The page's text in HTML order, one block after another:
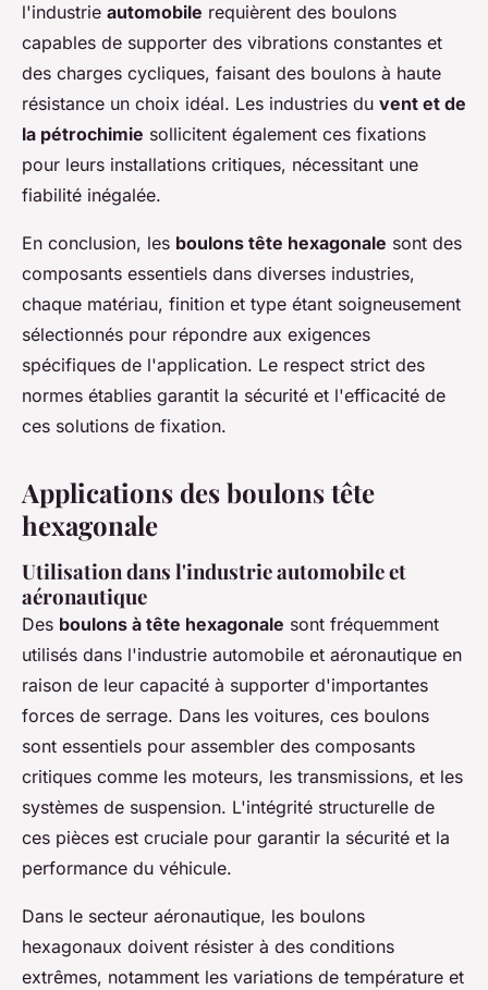
l'industrie automobile requièrent des boulons
capables de supporter des vibrations constantes et
des charges cycliques, faisant des boulons à haute
résistance un choix idéal. Les industries du vent et de
la pétrochimie sollicitent également ces fixations
pour leurs installations critiques, nécessitant une
fiabilité inégalée.
En conclusion, les boulons tête hexagonale sont des
composants essentiels dans diverses industries,
chaque matériau, finition et type étant soigneusement
sélectionnés pour répondre aux exigences
spécifiques de l'application. Le respect strict des
normes établies garantit la sécurité et l'efficacité de
ces solutions de fixation.
Applications des boulons tête
hexagonale
Utilisation dans l'industrie automobile et
aéronautique
Des boulons à tête hexagonale sont fréquemment
utilisés dans l'industrie automobile et aéronautique en
raison de leur capacité à supporter d'importantes
forces de serrage. Dans les voitures, ces boulons
sont essentiels pour assembler des composants
critiques comme les moteurs, les transmissions, et les
systèmes de suspension. L'intégrité structurelle de
ces pièces est cruciale pour garantir la sécurité et la
performance du véhicule.
Dans le secteur aéronautique, les boulons
hexagonaux doivent résister à des conditions
extrêmes, notamment les variations de température et